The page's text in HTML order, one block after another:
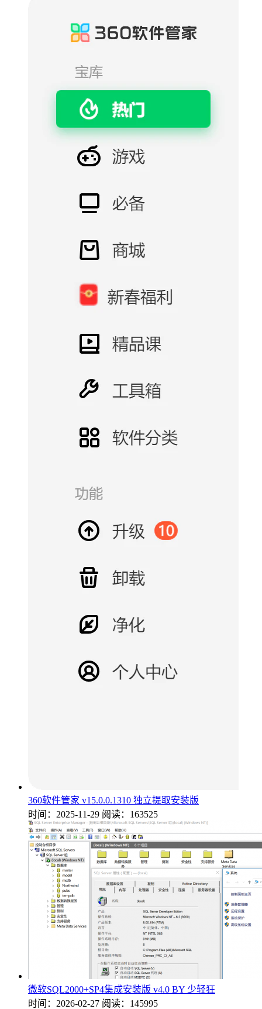
360软件管家 v15.0.0.1310 独立提取安装版
时间：2025-11-29 阅读：163525
微软SQL2000+SP4集成安装版 v4.0 BY 少轻狂
时间：2026-02-27 阅读：145995